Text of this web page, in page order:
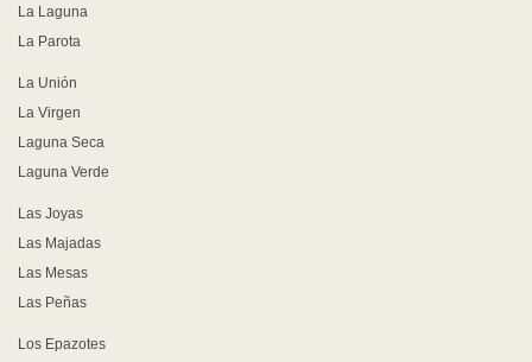
La Laguna
La Parota
La Unión
La Virgen
Laguna Seca
Laguna Verde
Las Joyas
Las Majadas
Las Mesas
Las Peñas
Los Epazotes